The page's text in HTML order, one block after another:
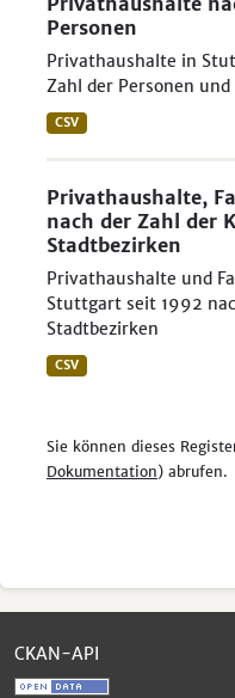
Personen
Privathaushalte in
Zahl der Personen
CSV
Privathaushalte,
nach der Zahl der
Stadtbezirken
Privathaushalte und
Stuttgart seit 1992
Stadtbezirken
CSV
Sie können dieses
Dokumentation) abrufen.
CKAN-API